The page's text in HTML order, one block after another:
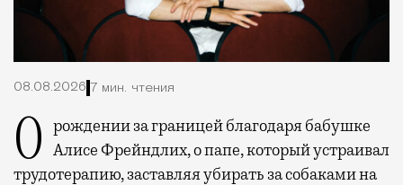
08.08.2026 7 мин. чтения
О рождении за границей благодаря бабушке Алисе Фрейндлих, о папе, который устраивал
трудотерапию, заставляя убирать за собаками на